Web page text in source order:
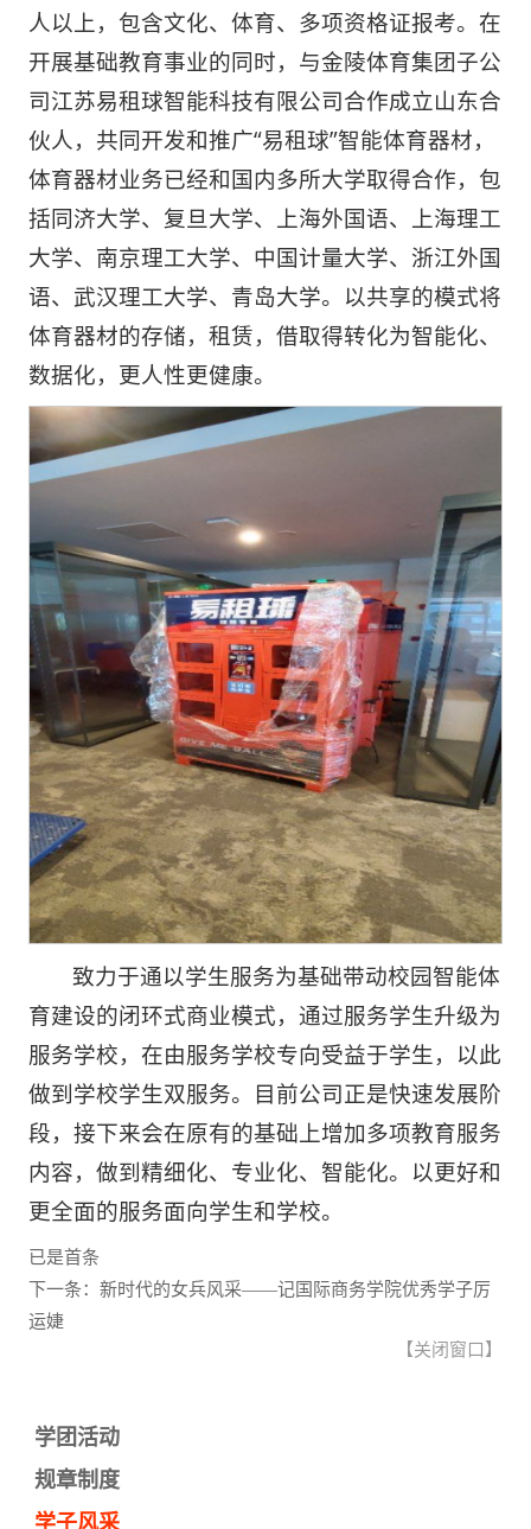
人以上，包含文化、体育、多项资格证报考。在
开展基础教育事业的同时，与金陵体育集团子公
司江苏易租球智能科技有限公司合作成立山东合
伙人，共同开发和推广“易租球”智能体育器材，
体育器材业务已经和国内多所大学取得合作，包
括同济大学、复旦大学、上海外国语、上海理工
大学、南京理工大学、中国计量大学、浙江外国
语、武汉理工大学、青岛大学。以共享的模式将
体育器材的存储，租赁，借取得转化为智能化、
数据化，更人性更健康。
致力于通以学生服务为基础带动校园智能体
育建设的闭环式商业模式，通过服务学生升级为
服务学校，在由服务学校专向受益于学生，以此
做到学校学生双服务。目前公司正是快速发展阶
段，接下来会在原有的基础上增加多项教育服务
内容，做到精细化、专业化、智能化。以更好和
更全面的服务面向学生和学校。
已是首条
下一条：新时代的女兵风采——记国际商务学院优秀学子厉
运婕
【关闭窗口 】
学团活动
规章制度
学子风采